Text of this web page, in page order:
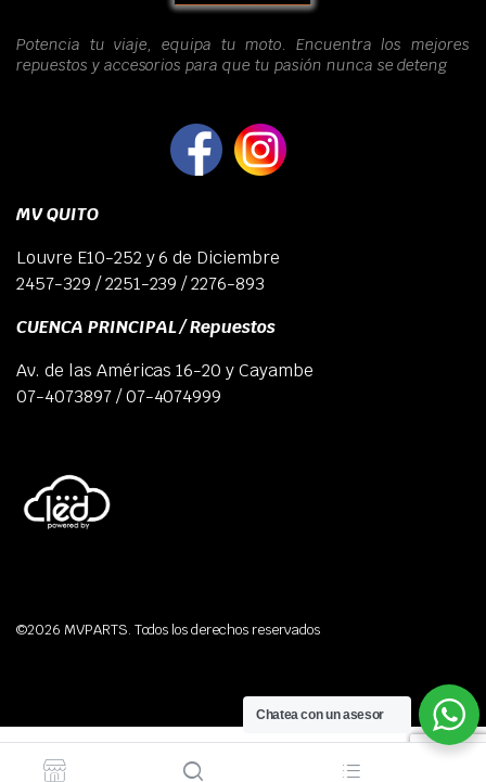
Potencia tu viaje, equipa tu moto. Encuentra los mejores
repuestos y accesorios para que tu pasión nunca se deteng
MV QUITO
Louvre E10-252 y 6 de Diciembre
2457-329 / 2251-239 / 2276-893
CUENCA PRINCIPAL / Repuestos
Av. de las Américas 16-20 y Cayambe
07-4073897 / 07-4074999
©2026 MVPARTS. Todos los derechos reservados
Chatea con un asesor